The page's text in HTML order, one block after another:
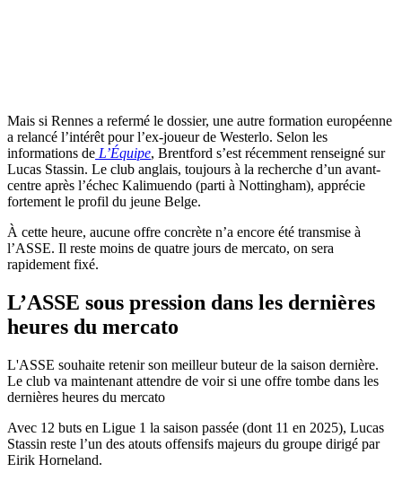
Mais si Rennes a refermé le dossier, une autre formation européenne
a relancé l’intérêt pour l’ex-joueur de Westerlo. Selon les
informations de L’Équipe, Brentford s’est récemment renseigné sur
Lucas Stassin. Le club anglais, toujours à la recherche d’un avant-
centre après l’échec Kalimuendo (parti à Nottingham), apprécie
fortement le profil du jeune Belge.
À cette heure, aucune offre concrète n’a encore été transmise à
l’ASSE. Il reste moins de quatre jours de mercato, on sera
rapidement fixé.
L’ASSE sous pression dans les dernières
heures du mercato
L'ASSE souhaite retenir son meilleur buteur de la saison dernière.
Le club va maintenant attendre de voir si une offre tombe dans les
dernières heures du mercato
Avec 12 buts en Ligue 1 la saison passée (dont 11 en 2025), Lucas
Stassin reste l’un des atouts offensifs majeurs du groupe dirigé par
Eirik Horneland.